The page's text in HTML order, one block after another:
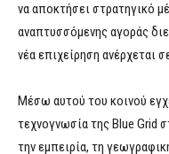
να αποκτήσει στρατηγικό
αναπτυσσόμενης αγοράς
νέα επιχείρηση ανέρχεται
Μέσω αυτού του κοινού
τεχνογνωσία της Blue Grid
την εμπειρία, τη